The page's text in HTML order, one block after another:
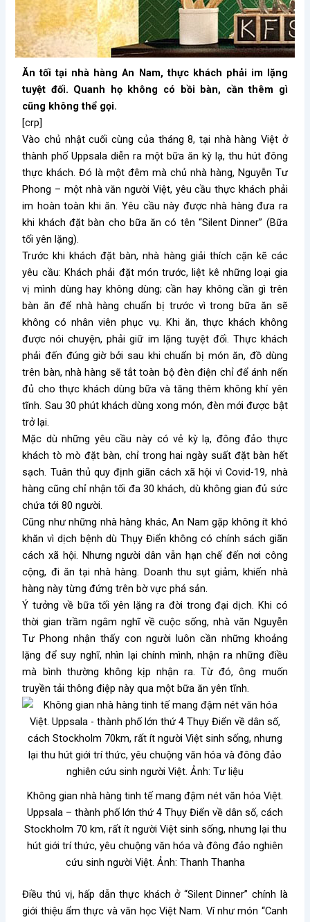
Ăn tối tại nhà hàng An Nam, thực khách phải im lặng
tuyệt đối. Quanh họ không có bồi bàn, cần thêm gì
cũng không thể gọi.
[crp]
Vào chủ nhật cuối cùng của tháng 8, tại nhà hàng Việt ở
thành phố Uppsala diễn ra một bữa ăn kỳ lạ, thu hút đông
thực khách. Đó là một đêm mà chủ nhà hàng, Nguyễn Tư
Phong – một nhà văn người Việt, yêu cầu thực khách phải
im hoàn toàn khi ăn. Yêu cầu này được nhà hàng đưa ra
khi khách đặt bàn cho bữa ăn có tên “Silent Dinner” (Bữa
tối yên lặng).
Trước khi khách đặt bàn, nhà hàng giải thích cặn kẽ các
yêu cầu: Khách phải đặt món trước, liệt kê những loại gia
vị mình dùng hay không dùng; cần hay không cần gì trên
bàn ăn để nhà hàng chuẩn bị trước vì trong bữa ăn sẽ
không có nhân viên phục vụ. Khi ăn, thực khách không
được nói chuyện, phải giữ im lặng tuyệt đối. Thực khách
phải đến đúng giờ bởi sau khi chuẩn bị món ăn, đồ dùng
trên bàn, nhà hàng sẽ tắt toàn bộ đèn điện chỉ để ánh nến
đủ cho thực khách dùng bữa và tăng thêm không khí yên
tĩnh. Sau 30 phút khách dùng xong món, đèn mới được bật
trở lại.
Mặc dù những yêu cầu này có vẻ kỳ lạ, đông đảo thực
khách tò mò đặt bàn, chỉ trong hai ngày suất đặt bàn hết
sạch. Tuân thủ quy định giãn cách xã hội vì Covid-19, nhà
hàng cũng chỉ nhận tối đa 30 khách, dù không gian đủ sức
chứa tới 80 người.
Cũng như những nhà hàng khác, An Nam gặp không ít khó
khăn vì dịch bệnh dù Thụy Điển không có chính sách giãn
cách xã hội. Nhưng người dân vẫn hạn chế đến nơi công
cộng, đi ăn tại nhà hàng. Doanh thu sụt giảm, khiến nhà
hàng này từng đứng trên bờ vực phá sản.
Ý tưởng về bữa tối yên lặng ra đời trong đại dịch. Khi có
thời gian trầm ngâm nghĩ về cuộc sống, nhà văn Nguyễn
Tư Phong nhận thấy con người luôn cần những khoảng
lặng để suy nghĩ, nhìn lại chính mình, nhận ra những điều
mà bình thường không kịp nhận ra. Từ đó, ông muốn
truyền tải thông điệp này qua một bữa ăn yên tĩnh.
Không gian nhà hàng tinh tế mang đậm nét văn hóa Việt.
Uppsala – thành phố lớn thứ 4 Thụy Điển về dân số, cách
Stockholm 70 km, rất ít người Việt sinh sống, nhưng lại thu
hút giới trí thức, yêu chuộng văn hóa và đông đảo nghiên
cứu sinh người Việt. Ảnh: Thanh Thanha
Điều thú vị, hấp dẫn thực khách ở “Silent Dinner” chính là
giới thiệu ẩm thực và văn học Việt Nam. Ví như món “Canh